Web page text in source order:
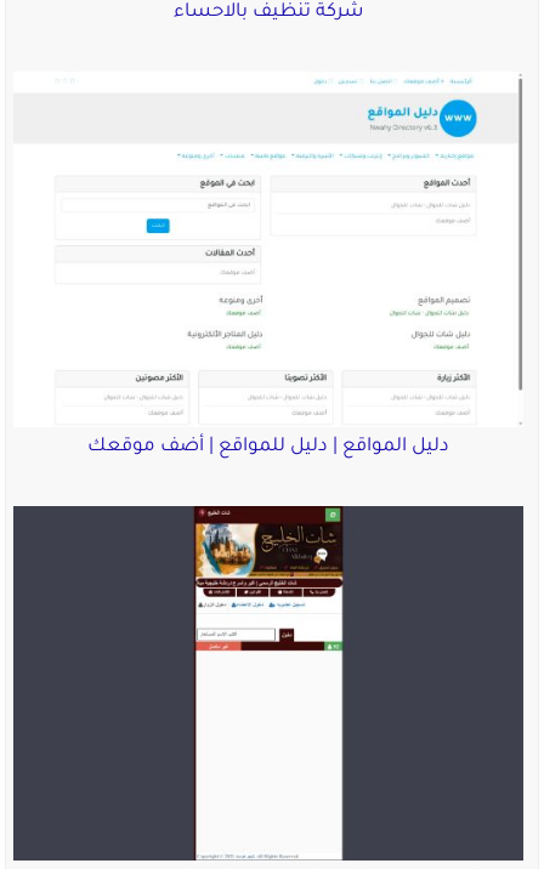
شركة تنظيف بالاحساء
دليل المواقع | دليل للمواقع | أضف موقعك